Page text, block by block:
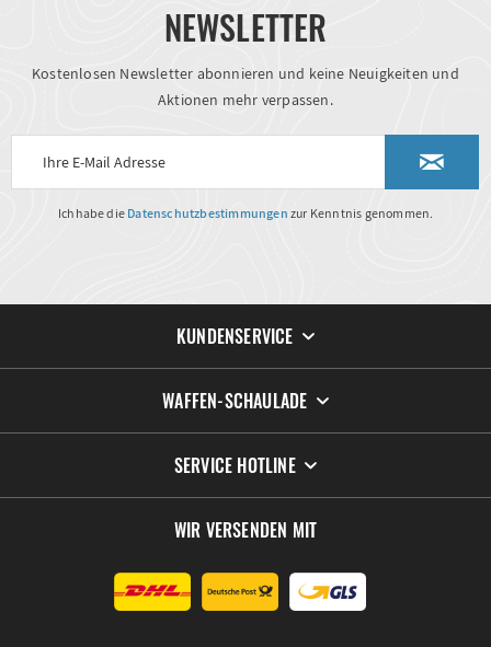
NEWSLETTER
Kostenlosen Newsletter abonnieren und keine Neuigkeiten und
Aktionen mehr verpassen.
Ich habe die Datenschutzbestimmungen zur Kenntnis genommen.
KUNDENSERVICE
WAFFEN-SCHAULADE
SERVICE HOTLINE
WIR VERSENDEN MIT